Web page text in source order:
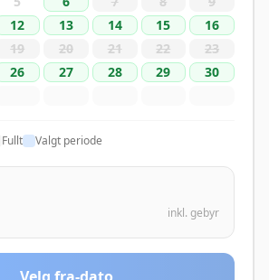
12 13 14 15
16
19 20 21 22
23
26 27 28 29
30
Fullt Valgt periode
inkl. gebyr